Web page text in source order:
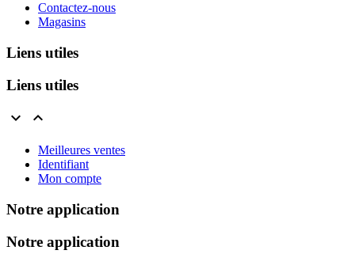
Contactez-nous
Magasins
Liens utiles
Liens utiles
keyboard_arrow_down keyboard_arrow_up
Meilleures ventes
Identifiant
Mon compte
Notre application
Notre application